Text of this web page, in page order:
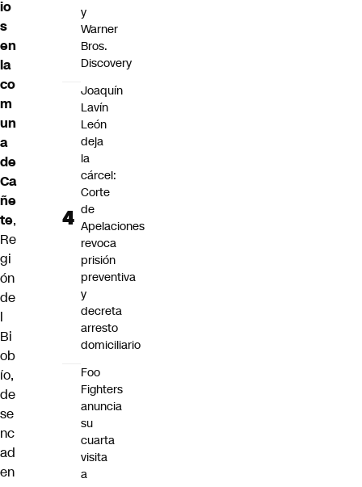
io
s
en
la
co
m
un
a
de
Ca
ñe
te,
Re
gi
ón
de
l
Bi
ob
ío,
de
se
nc
ad
en
y
Warner
Bros.
Discovery
Joaquín
Lavín
León
deja
la
cárcel:
Corte
de
Apelaciones
revoca
prisión
preventiva
y
decreta
arresto
domiciliario
Foo
Fighters
anuncia
su
cuarta
visita
a